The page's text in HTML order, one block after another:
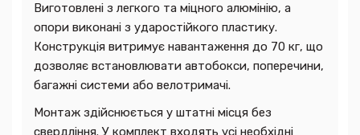
Виготовлені з легкого та міцного алюмінію, а
опори виконані з ударостійкого пластику.
Конструкція витримує навантаження до 70 кг, що
дозволяє встановлювати автобокси, поперечини,
багажні системи або велотримачі.
Монтаж здійснюється у штатні місця без
свердління. У комплект входять усі необхідні